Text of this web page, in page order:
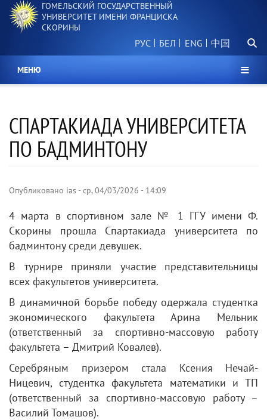
Перейти
основному
ГОМЕЛЬСКИЙ ГОСУДАРСТВЕННЫЙ
УНИВЕРСИТЕТ ИМЕНИ ФРАНЦИСКА
СКОРИНЫ
РУС БЕЛ 中国
МЕНЮ
СПАРТАКИАДА УНИВЕРСИТЕТА
ПО БАДМИНТОНУ
Опубликовано ias -ср, 04/03/2026 - 14:09
4 марта в спортивном зале № 1 ГГУ имени Ф.
Скорины прошла Спартакиада университета по
бадминтону среди девушек.
В турнире приняли участие представительницы
всех факультетов университета.
В динамичной борьбе победу одержала студентка
экономического факультета Арина Мельник
(ответственный за спортивно-массовую работу
факультета – Дмитрий Ковалев).
Серебряным призером стала Ксения Нечай-
Ницевич, студентка факультета математики и ТП
(ответственный за спортивно-массовую работу –
Василий Томашов).